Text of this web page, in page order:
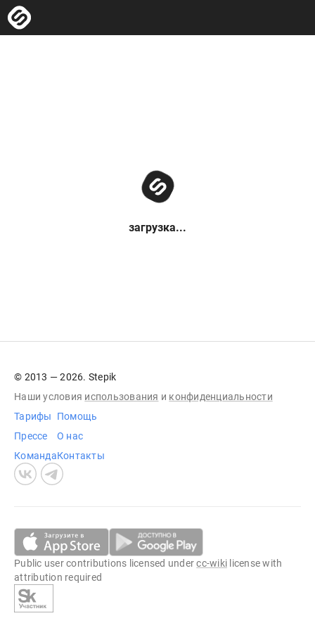
загрузка...
© 2013 — 2026. Stepik
Наши условия использования и конфиденциальности
Тарифы
Прессе
Команда
Помощь
О нас
Контакты
Public user contributions licensed undercc-wiki license with
attribution required